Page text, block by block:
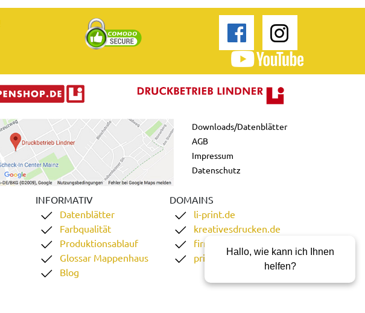
Downloads/Datenblätter
AGB
Impressum
Datenschutz
INFORMATIV
Datenblätter
Farbqualität
Produktionsablauf
Glossar Mappenhaus
Blog
DOMAINS
li-print.de
kreativesdrucken.de
firmenordner.de
printgoweb.deHallo, wie kann ich Ihnen
helfen?